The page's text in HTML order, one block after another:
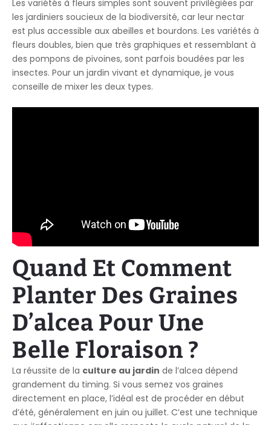
Les variétés à fleurs simples sont souvent privilégiées par
les jardiniers soucieux de la biodiversité, car leur nectar
est plus accessible aux abeilles et bourdons. Les variétés à
fleurs doubles, bien que très graphiques et ressemblant à
des pompons de pivoines, sont parfois boudées par les
insectes. Pour un jardin vivant et dynamique, je vous
conseille de mixer les deux types.
Quand Et Comment
Planter Des Graines
D’alcea Pour Une
Belle Floraison ?
La réussite de la culture au jardin de l’alcea dépend
grandement du timing. Si vous semez vos graines
directement en place, l’idéal est de procéder en début
d’été, généralement en juin ou juillet. C’est une technique